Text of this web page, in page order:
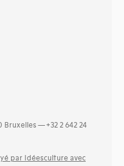
— +32 2 642 24
par Idéesculture avec